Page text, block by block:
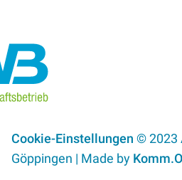
Cookie-Einstellungen © 2023
Göppingen | Made by